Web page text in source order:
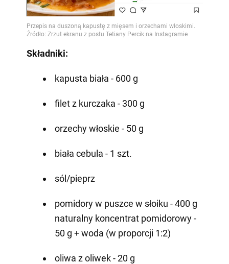
Video
Składniki:
kapusta biała - 600 g
filet z kurczaka - 300 g
orzechy włoskie - 50 g
biała cebula - 1 szt.
sól/pieprz
pomidory w puszce w słoiku - 400 g
naturalny koncentrat pomidorowy -
50 g + woda (w proporcji 1:2)
oliwa z oliwek - 20 g